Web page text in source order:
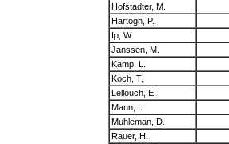
Hofstadter, M.
Hartogh, P.
Ip, W.
Janssen, M.
Kamp, L.
Koch, T.
Lellouch, E.
Mann, I.
Muhleman, D.
Rauer, H.